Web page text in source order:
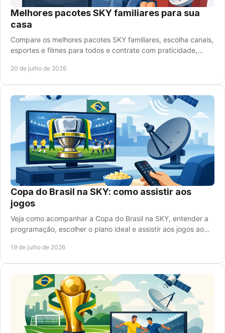
Melhores pacotes SKY familiares para sua
casa
Compare os melhores pacotes SKY familiares, escolha canais,
esportes e filmes para todos e contrate com praticidade,
20 de julho de 2026
Copa do Brasil na SKY: como assistir aos
jogos
Veja como acompanhar a Copa do Brasil na SKY, entender a
programação, escolher o plano ideal e assistir aos jogos ao
19 de julho de 2026